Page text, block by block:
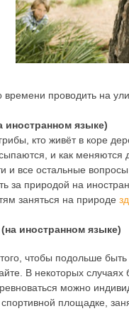
проводить на
иностранном языке)
кто живёт в коре
и как меняются
и все остальные
за природой на
заняться на природе
иностранном языке)
чтобы подольше
В некоторых
можно
площадке,